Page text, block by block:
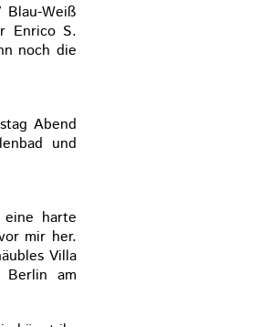
Weiß
Enrico S.
noch die
Abend
und
harte
mir her.
Villa
Berlin am